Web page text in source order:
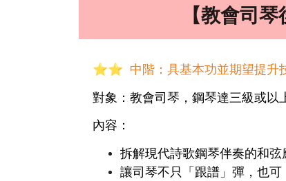
【教會司
⭐⭐ 中階：具基本功並期望提升
對象：教會司琴，鋼琴達三級或以
內容：
拆解現代詩歌鋼琴伴奏的和
讓司琴不只「跟譜」彈，也